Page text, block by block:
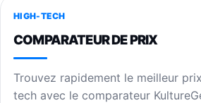
HIGH-TECH
COMPARATEUR DE PRIX
Trouvez rapidement le meilleur
tech avec le comparateur